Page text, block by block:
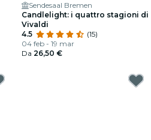
Sendesaal Bremen
Candlelight: i quattro stagioni di
Vivaldi
4.5
(15)
04 feb - 19 mar
Da 26,50 €